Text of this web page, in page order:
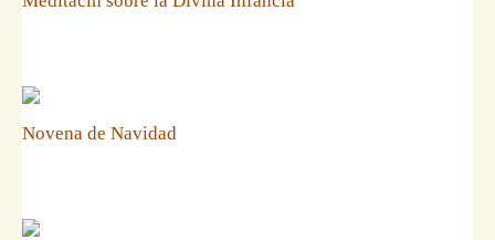
Novena de Navidad